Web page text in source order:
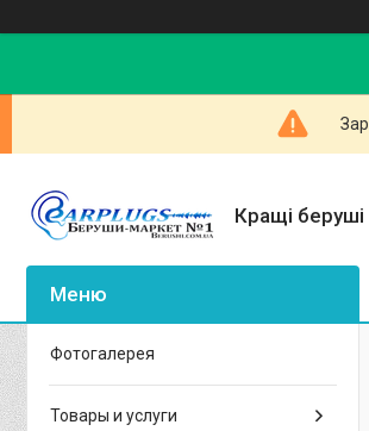
Кращі беруші
Фотогалерея
Товары и услуги